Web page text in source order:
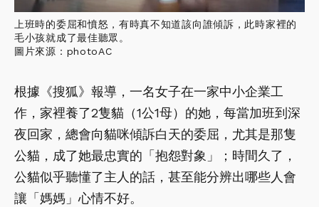
上班時的委屈和憤怒，有時真不知道該向誰傾訴，此時家裡的
毛小孩就成了最佳聽眾。
圖片來源：photoAC
根據《搜狐》報導，一名女子在一家中小企業工
作，家裡養了2隻貓（1公1母）的她，每當加班到深
夜回家，總會向貓咪傾訴白天的委屈，尤其是那隻
公貓，成了她最忠實的「抱怨對象」；時間久了，
公貓似乎聽懂了主人的話，甚至能分辨出哪些人會
讓「媽媽」心情不好。